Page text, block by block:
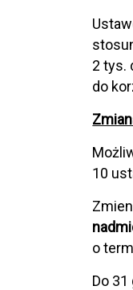
2 tys.
do
10
o
Do